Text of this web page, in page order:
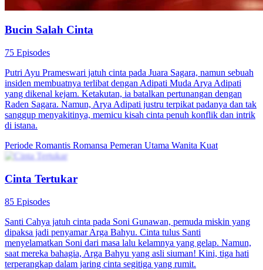
Cinta Kedua Untuk Sri
81 Episodes
Raden Arya Pratama jatuh cinta pada Sri Ayu, istri saudaranya, yang
sering diperlakukan buruk oleh ibu mertuanya. Demi
menyelamatkan Sri Ayu, Arya berusaha mendekatinya dan selalu
hadir saat ia membutuhkan bantuan. Perlahan, cinta tumbuh di
antara mereka, hingga akhirnya mereka berani melawan takdir dan
bersatu dalam cinta.
Periode RomantisRomansa